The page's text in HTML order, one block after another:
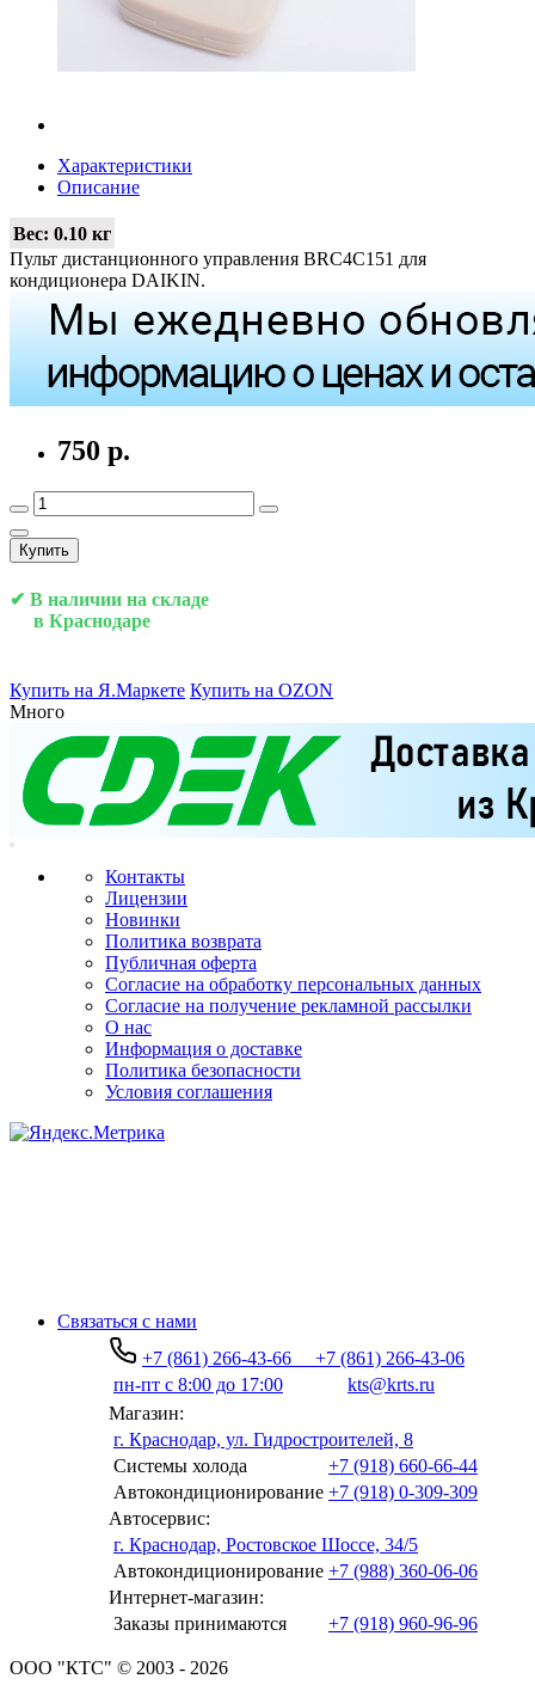
Характеристики
Описание
Вес: 0.10 кг
Пульт дистанционного управления BRC4C151 для
кондиционера DAIKIN.
750 р.
Купить
✔ В наличии на складе
в Краснодаре
Купить на Я.Маркете Купить на OZON
Много
Контакты
Лицензии
Новинки
Политика возврата
Публичная оферта
Согласие на обработку персональных данных
Согласие на получение рекламной рассылки
О нас
Информация о доставке
Политика безопасности
Условия соглашения
Связаться с нами
+7 (861) 266-43-66
+7 (861) 266-43-06
пн-пт с 8:00 до 17:00
kts@krts.ru
Магазин:
г. Краснодар, ул. Гидростроителей, 8
Системы холода
+7 (918) 660-66-44
Автокондиционирование +7 (918) 0-309-309
Автосервис:
г. Краснодар, Ростовское Шоссе, 34/5
Автокондиционирование +7 (988) 360-06-06
Интернет-магазин:
Заказы принимаются
+7 (918) 960-96-96
ООО "КТС" © 2003 - 2026